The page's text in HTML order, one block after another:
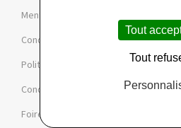
Mentions légales et CGU
Conditions de la Marketplace
Politique de confidentialité et de
Conditions des offres et jeux
Foire aux questions
Tout
Tout